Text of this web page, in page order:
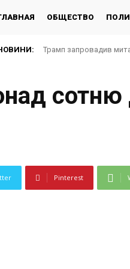
ОБЩЕСТВО
Трамп запровадив
сотню
Pinterest